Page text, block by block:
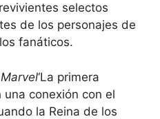
selectos
de los personajes de
fanáticos.
‘La primera
conexión con el
la Reina de los